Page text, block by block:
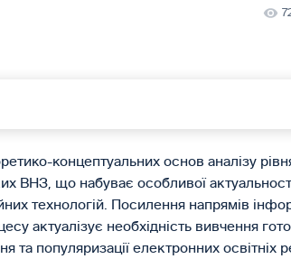
концептуальних основ аналізу
ВНЗ, що набуває особливої
технологій. Посилення напрямів
актуалізує необхідність вивчення
та популяризації електронних освітніх